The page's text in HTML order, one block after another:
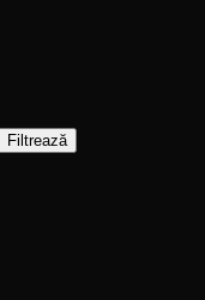
Filtrează